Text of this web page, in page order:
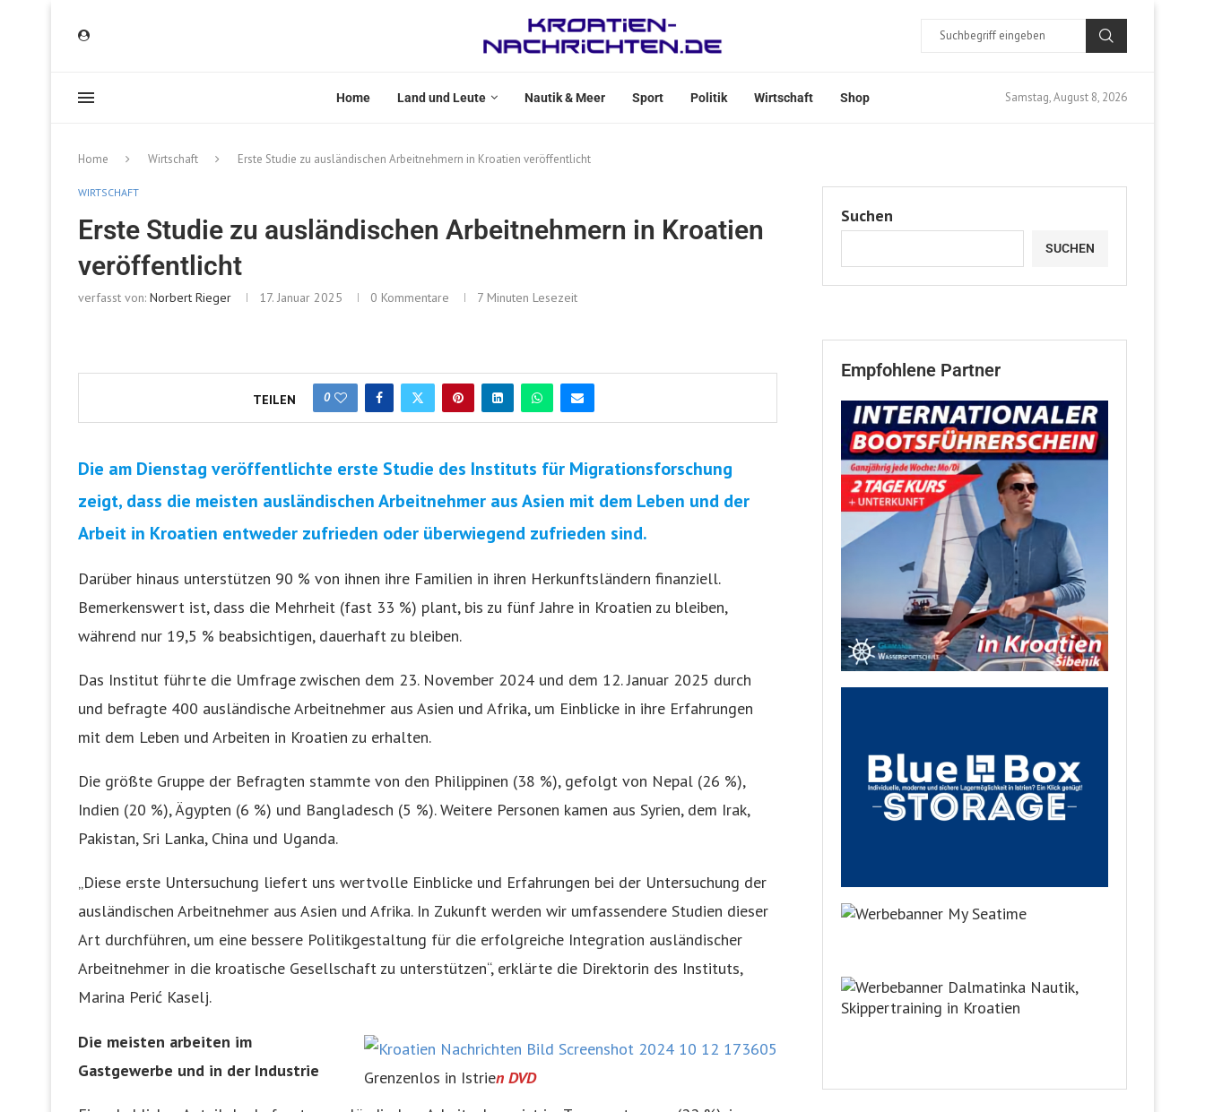
Home Land und Leute Nautik & Meer Sport Politik Wirtschaft Shop Samstag, August 8, 2026
Home Wirtschaft Erste Studie zu ausländischen Arbeitnehmern in Kroatien veröffentlicht
WIRTSCHAFT
Erste Studie zu ausländischen Arbeitnehmern in Kroatien
veröffentlicht
verfasst von: Norbert Rieger 17. Januar 2025 0 Kommentare 7 Minuten Lesezeit
TEILEN 0
Die am Dienstag veröffentlichte erste Studie des Instituts für Migrationsforschung
zeigt, dass die meisten ausländischen Arbeitnehmer aus Asien mit dem Leben und der
Arbeit in Kroatien entweder zufrieden oder überwiegend zufrieden sind.
Darüber hinaus unterstützen 90 % von ihnen ihre Familien in ihren Herkunftsländern finanziell.
Bemerkenswert ist, dass die Mehrheit (fast 33 %) plant, bis zu fünf Jahre in Kroatien zu bleiben,
während nur 19,5 % beabsichtigen, dauerhaft zu bleiben.
Das Institut führte die Umfrage zwischen dem 23. November 2024 und dem 12. Januar 2025 durch
und befragte 400 ausländische Arbeitnehmer aus Asien und Afrika, um Einblicke in ihre Erfahrungen
mit dem Leben und Arbeiten in Kroatien zu erhalten.
Die größte Gruppe der Befragten stammte von den Philippinen (38 %), gefolgt von Nepal (26 %),
Indien (20 %), Ägypten (6 %) und Bangladesch (5 %). Weitere Personen kamen aus Syrien, dem Irak,
Pakistan, Sri Lanka, China und Uganda.
„Diese erste Untersuchung liefert uns wertvolle Einblicke und Erfahrungen bei der Untersuchung der
ausländischen Arbeitnehmer aus Asien und Afrika. In Zukunft werden wir umfassendere Studien dieser
Art durchführen, um eine bessere Politikgestaltung für die erfolgreiche Integration ausländischer
Arbeitnehmer in die kroatische Gesellschaft zu unterstützen“, erklärte die Direktorin des Instituts,
Marina Perić Kaselj.
Grenzenlos in Istrien DVD
Die meisten arbeiten im
Gastgewerbe und in der Industrie
Suchen
SUCHEN
Empfohlene Partner